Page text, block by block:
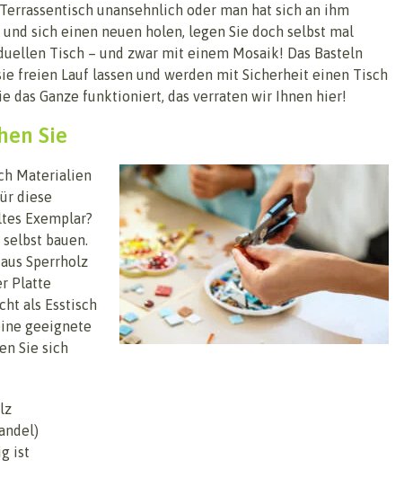
unansehnlich oder man hat sich an ihm
sich einen neuen holen, legen Sie doch selbst mal
Tisch – und zwar mit einem Mosaik! Das Basteln
freien Lauf lassen und werden mit Sicherheit einen Tisch
das Ganze funktioniert, das verraten wir Ihnen hier!
Sie
Materialien
diese
Exemplar?
bauen.
Sperrholz
Platte
als Esstisch
geeignete
Sie sich
ist